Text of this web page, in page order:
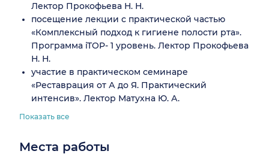
Лектор Прокофьева Н. Н.
посещение лекции с практической частью
«Комплексный подход к гигиене полости рта».
Программа iTOP- 1 уровень. Лектор Прокофьева
Н. Н.
участие в практическом семинаре
«Реставрация от А до Я. Практический
интенсив». Лектор Матухна Ю. А.
Показать все
Места работы